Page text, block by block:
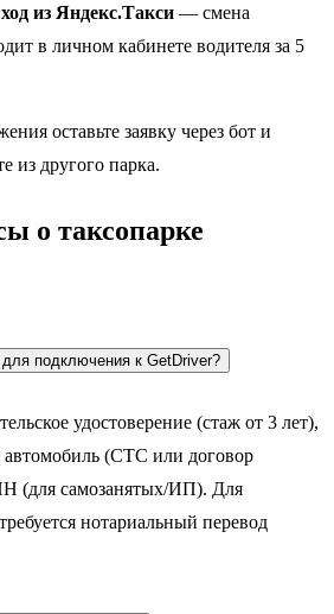
из Яндекс.Такси — смена
в личном кабинете водителя за 5
оставьте заявку через бот и
из другого парка.
о таксопарке
подключения к GetDriver?
удостоверение (стаж от 3 лет),
автомобиль (СТС или договор
самозанятых/ИП). Для
нотариальный перевод